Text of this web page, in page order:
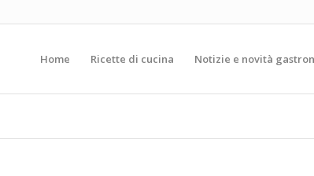
Home Ricette di cucina Notizie e novità